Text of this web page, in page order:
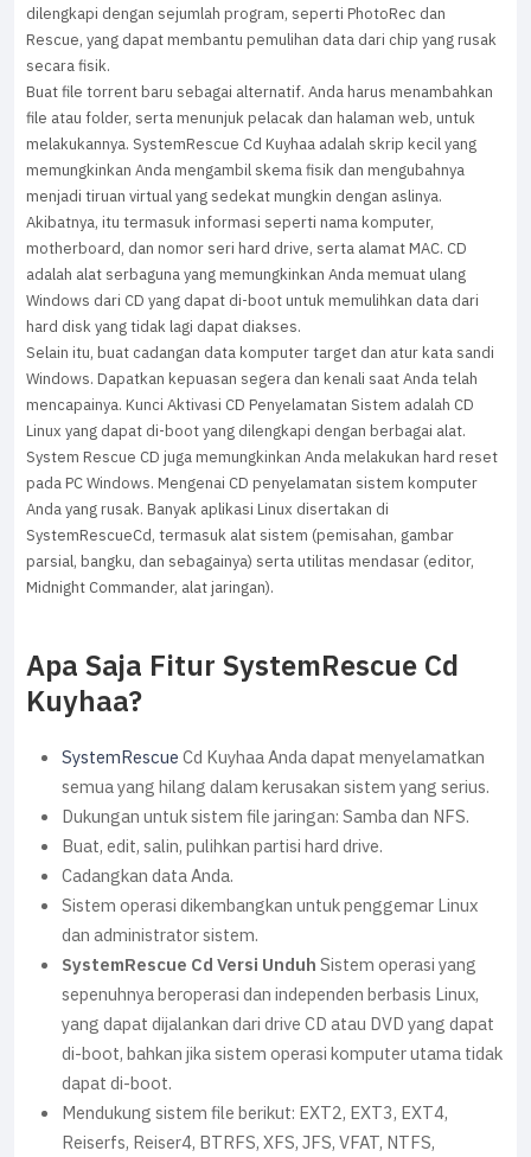
dilengkapi dengan sejumlah program, seperti PhotoRec dan
Rescue, yang dapat membantu pemulihan data dari chip yang rusak
secara fisik.
Buat file torrent baru sebagai alternatif. Anda harus menambahkan
file atau folder, serta menunjuk pelacak dan halaman web, untuk
melakukannya. SystemRescue Cd Kuyhaa adalah skrip kecil yang
memungkinkan Anda mengambil skema fisik dan mengubahnya
menjadi tiruan virtual yang sedekat mungkin dengan aslinya.
Akibatnya, itu termasuk informasi seperti nama komputer,
motherboard, dan nomor seri hard drive, serta alamat MAC. CD
adalah alat serbaguna yang memungkinkan Anda memuat ulang
Windows dari CD yang dapat di-boot untuk memulihkan data dari
hard disk yang tidak lagi dapat diakses.
Selain itu, buat cadangan data komputer target dan atur kata sandi
Windows. Dapatkan kepuasan segera dan kenali saat Anda telah
mencapainya. Kunci Aktivasi CD Penyelamatan Sistem adalah CD
Linux yang dapat di-boot yang dilengkapi dengan berbagai alat.
System Rescue CD juga memungkinkan Anda melakukan hard reset
pada PC Windows. Mengenai CD penyelamatan sistem komputer
Anda yang rusak. Banyak aplikasi Linux disertakan di
SystemRescueCd, termasuk alat sistem (pemisahan, gambar
parsial, bangku, dan sebagainya) serta utilitas mendasar (editor,
Midnight Commander, alat jaringan).
Apa Saja Fitur SystemRescue Cd
Kuyhaa?
SystemRescueCd Kuyhaa Anda dapat menyelamatkan
semua yang hilang dalam kerusakan sistem yang serius.
Dukungan untuk sistem file jaringan: Samba dan NFS.
Buat, edit, salin, pulihkan partisi hard drive.
Cadangkan data Anda.
Sistem operasi dikembangkan untuk penggemar Linux
dan administrator sistem.
SystemRescue Cd Versi UnduhSistem operasi yang
sepenuhnya beroperasi dan independen berbasis Linux,
yang dapat dijalankan dari drive CD atau DVD yang dapat
di-boot, bahkan jika sistem operasi komputer utama tidak
dapat di-boot.
Mendukung sistem file berikut: EXT2, EXT3, EXT4,
Reiserfs, Reiser4, BTRFS, XFS, JFS, VFAT, NTFS,